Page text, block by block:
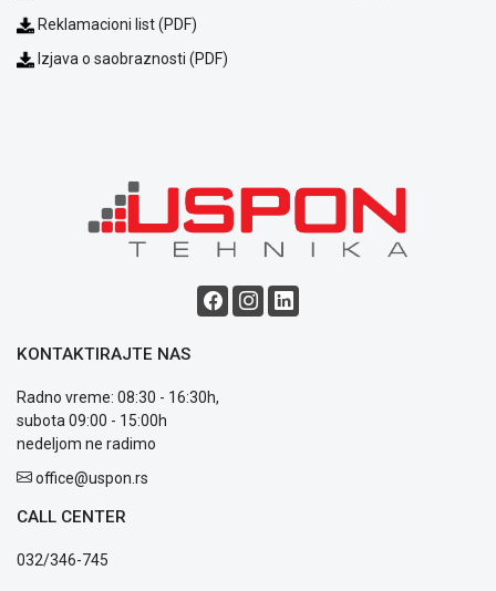
Blog
Način
plaćanja
Saobraznost
privatnosti
o
kolačićima
Provera
garancije
Kontakt
KREDIT
Reklamacioni list (PDF)
Izjava o saobraznosti (PDF)
KONTAKTIRAJTE NAS
Radno vreme: 08:30 - 16:30h,
subota 09:00 - 15:00h
nedeljom ne radimo
office@uspon.rs
CALL CENTER
032/346-745